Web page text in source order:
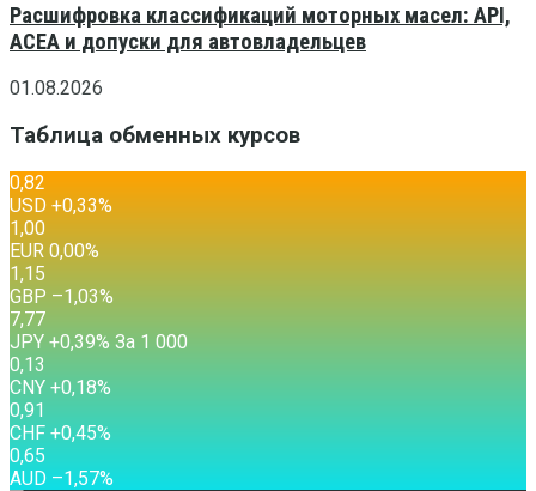
Расшифровка классификаций моторных масел: API,
ACEA и допуски для автовладельцев
01.08.2026
Таблица обменных курсов
0,82
USD +0,33%
1,00
EUR 0,00%
1,15
GBP –1,03%
7,77
JPY +0,39% За 1 000
0,13
CNY +0,18%
0,91
CHF +0,45%
0,65
AUD –1,57%